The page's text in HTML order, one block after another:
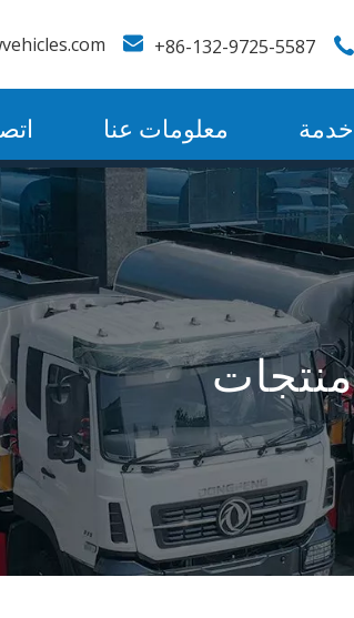
معلومات عنا خدمة
منتجات